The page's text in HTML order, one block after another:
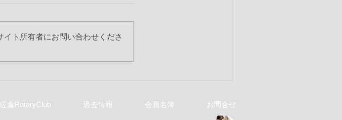
【号外】RID2790 2019-20年
ト所有者にお問い合わせくださ
佐倉RotaryClub 過去情報 会員名簿 お問合せ